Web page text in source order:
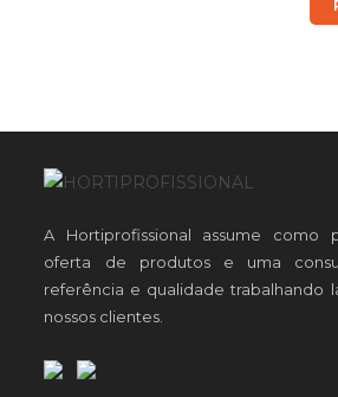
A Hortiprofissional assume como
oferta de produtos e uma
referência e qualidade trabalhando
nossos clientes.